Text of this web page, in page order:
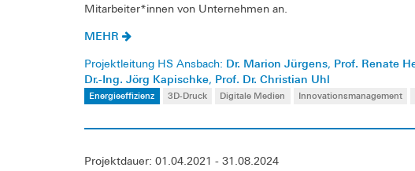
Mitarbeiter*innen von Unternehmen an.
MEHR
Projektleitung HS Ansbach: Dr. Marion Jürgens, Prof. Renate
Dr.-Ing. Jörg Kapischke, Prof. Dr. Christian Uhl
Energieeffizienz 3D-Druck Digitale Medien Innovationsmanagement
Projektdauer: 01.04.2021 - 31.08.2024